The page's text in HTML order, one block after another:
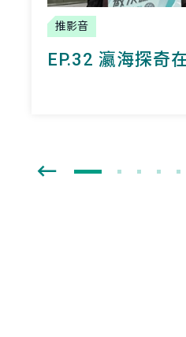
推影音
EP.32 瀛海探奇